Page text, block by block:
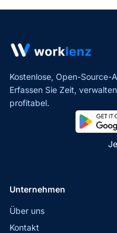
Kostenlose, Open-
Erfassen Sie Zeit,
profitabel.
Unternehmen
Über uns
Kontakt